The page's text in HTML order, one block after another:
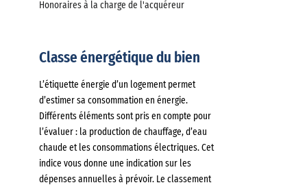
Honoraires à la charge de l'acquéreur
Classe énergétique du bien
L’étiquette énergie d’un logement permet
d’estimer sa consommation en énergie.
Différents éléments sont pris en compte pour
l’évaluer : la production de chauffage, d’eau
chaude et les consommations électriques. Cet
indice vous donne une indication sur les
dépenses annuelles à prévoir. Le classement